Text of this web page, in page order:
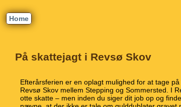
Home
På skattejagt i Revsø Skov
Efterårsferien er en oplagt mulighed for at tage
Revsø Skov mellem Stepping og Sommersted. I
otte skatte – men inden du siger dit job op og